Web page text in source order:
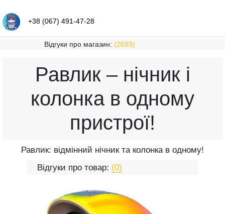
+38 (067) 491-47-28
Відгуки про магазин: (2693)
Равлик – нічник і
колонка в одному
пристрої!
Равлик: відмінний нічник та колонка в одному!
Відгуки про товар: (0)